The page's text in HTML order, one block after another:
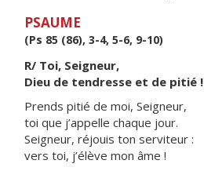
PSAUME
(Ps 85 (86), 3-4, 5-6, 9-10)
R/ Toi, Seigneur,
Dieu de tendresse et de pitié !
Prends pitié de moi, Seigneur,
toi que j’appelle chaque jour.
Seigneur, réjouis ton serviteur :
vers toi, j’élève mon âme !